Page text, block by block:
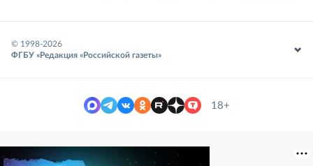
© 1998-2026
ФГБУ «Редакция «Российской газеты»
18+